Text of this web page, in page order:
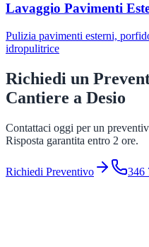
Lavaggio Pavimenti
Pulizia pavimenti esterni,
idropulitrice
Richiedi un
Cantiere a Desio
Contattaci oggi per un
Risposta garantita entro 2 ore.
Richiedi Preventivo 346